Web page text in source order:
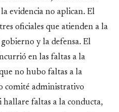
evidencia no aplican. El
oficiales que atienden a la
y la defensa. El
en las faltas a la
no hubo faltas a la
comité administrativo
hallare faltas a la conducta,